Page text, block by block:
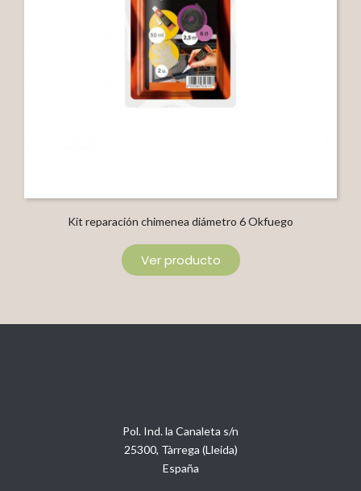
Kit reparación chimenea diámetro 6 Okfuego
Ver producto
Pol. Ind. la Canaleta s/n
25300, Tàrrega (Lleida)
España